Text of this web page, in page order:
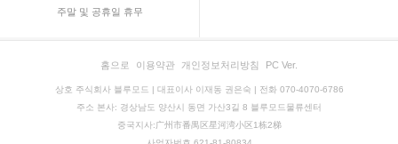
주말 및 공휴일 휴무
홈으로 이용약관 개인정보처리방침 PC Ver.
상호 주식회사 블루모드 | 대표이사 이재동 권은숙 | 전화 070-4070-6786
주소 본사: 경상남도 양산시 동면 가산3길 8 블루모드물류센터
중국지사:广州市番禺区星河湾小区1栋2梯